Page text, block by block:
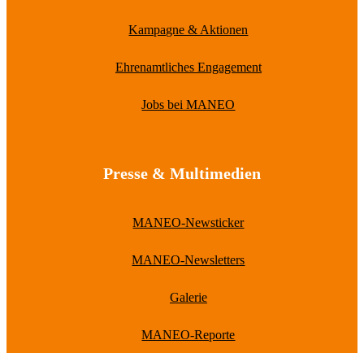
Kampagne & Aktionen
Ehrenamtliches Engagement
Jobs bei MANEO
Presse & Multimedien
MANEO-Newsticker
MANEO-Newsletters
Galerie
MANEO-Reporte